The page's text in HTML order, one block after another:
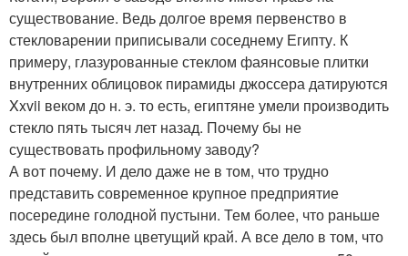
существование. Ведь долгое время первенство в
стекловарении приписывали соседнему Египту. К
примеру, глазурованные стеклом фаянсовые плитки
внутренних облицовок пирамиды джоссера датируются
Xxvii веком до н. э. то есть, египтяне умели производить
стекло пять тысяч лет назад. Почему бы не
существовать профильному заводу?
А вот почему. И дело даже не в том, что трудно
представить современное крупное предприятие
посередине голодной пустыни. Тем более, что раньше
здесь был вполне цветущий край. А все дело в том, что